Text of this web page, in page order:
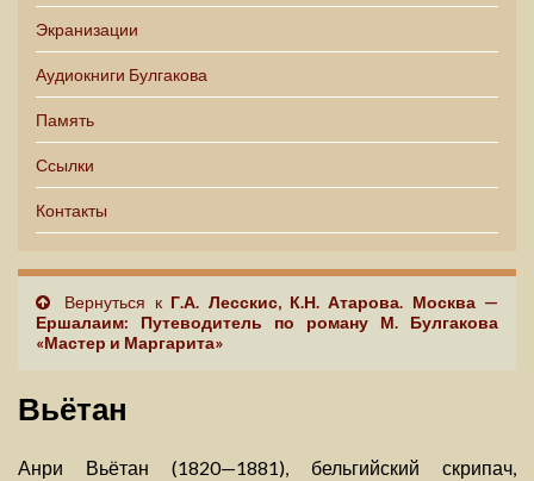
Экранизации
Аудиокниги Булгакова
Память
Ссылки
Контакты
Вернуться к Г.А. Лесскис, К.Н. Атарова. Москва —
Ершалаим: Путеводитель по роману М. Булгакова
«Мастер и Маргарита»
Вьётан
Анри Вьётан (1820—1881), бельгийский скрипач,